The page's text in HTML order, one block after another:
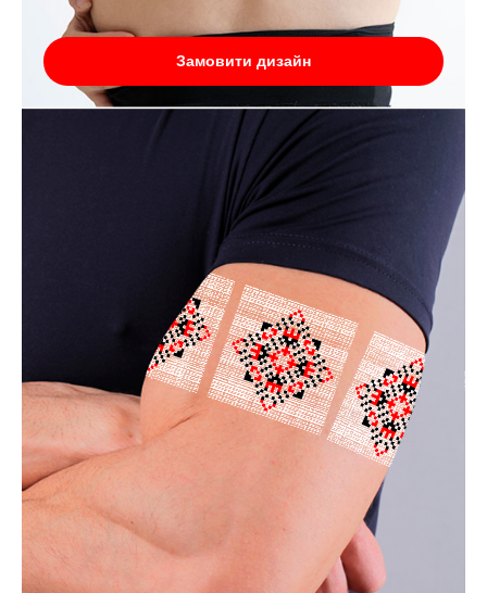
Замовити дизайн